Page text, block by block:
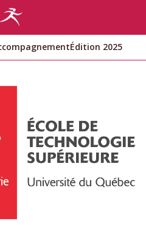
Édition 2025